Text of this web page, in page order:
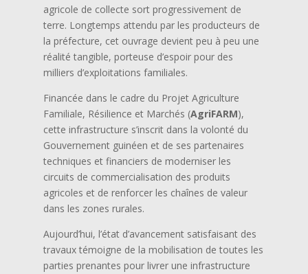
agricole de collecte sort progressivement de
terre. Longtemps attendu par les producteurs de
la préfecture, cet ouvrage devient peu à peu une
réalité tangible, porteuse d’espoir pour des
milliers d’exploitations familiales.
Financée dans le cadre du Projet Agriculture
Familiale, Résilience et Marchés (AgriFARM),
cette infrastructure s’inscrit dans la volonté du
Gouvernement guinéen et de ses partenaires
techniques et financiers de moderniser les
circuits de commercialisation des produits
agricoles et de renforcer les chaînes de valeur
dans les zones rurales.
Aujourd’hui, l’état d’avancement satisfaisant des
travaux témoigne de la mobilisation de toutes les
parties prenantes pour livrer une infrastructure